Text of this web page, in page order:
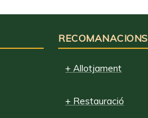
RECOMANACIONS
+ Allotjament
+ Restauració